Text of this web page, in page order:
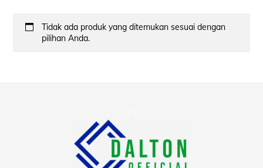
Tidak ada produk yang ditemukan sesuai dengan
pilihan Anda.